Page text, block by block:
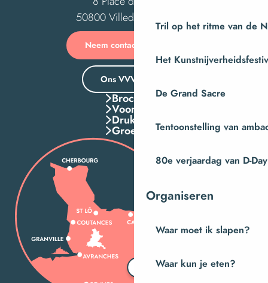
Tril op het ritme van de
Het
De Grand Sacre
Tentoonstelling van
80e verjaardag van D-Day
Organiseren
Waar moet ik slapen?
Waar kun je eten?
50800 Villedieu-les-Poêles
Neem contact met ons op
Ons VVV-kantoor
Brochures
Voordelen
Druk Op
Groepen